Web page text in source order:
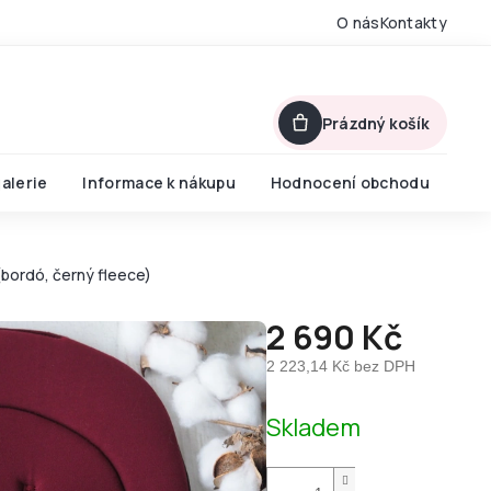
O násKontakty
Prázdný košík
Informace k nákupu Hodnocení obchodu
černý fleece)
2 690 Kč
2 223,14 Kč bez DPH
Měrná
cena:
Skladem